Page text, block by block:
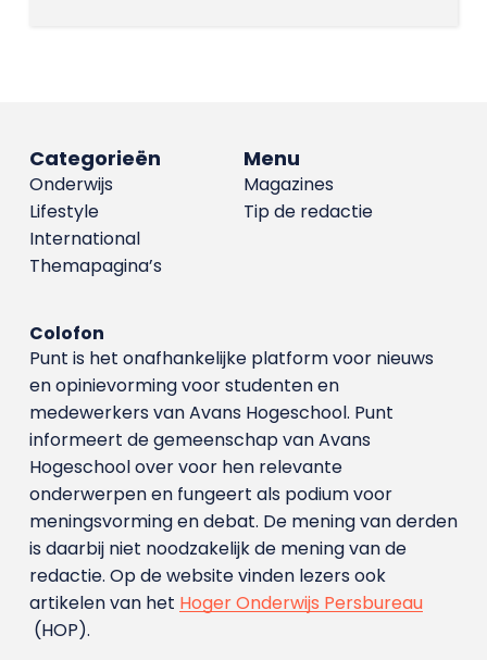
Menu
Magazines
Tip de redactie
Categorieën
Onderwijs
Lifestyle
International
Themapagina’s
Colofon
Punt is het onafhankelijke platform voor nieuws
en opinievorming voor studenten en
medewerkers van Avans Hoge­school. Punt
informeert de gemeenschap van Avans
Hogeschool over voor hen relevante
onderwerpen en fungeert als podium voor
meningsvorming en debat. De mening van derden
is daarbij niet noodzakelijk de mening van de
redactie. Op de website vinden lezers ook
artikelen van het Hoger Onderwijs Persbureau
(HOP).